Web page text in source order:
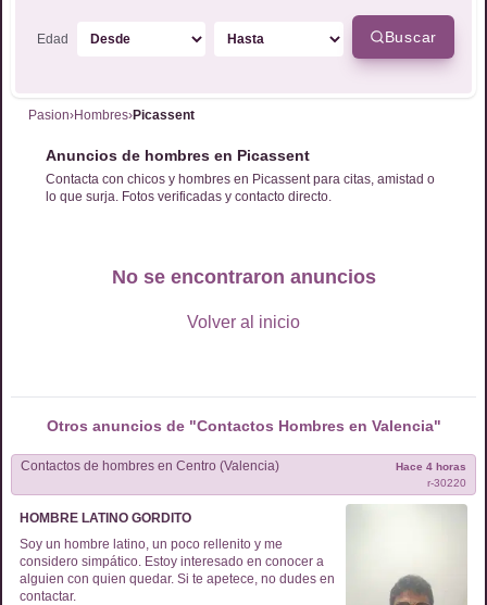
Edad Buscar
Pasion›Hombres›Picassent
Anuncios de hombres en Picassent
Contacta con chicos y hombres en Picassent para citas, amistad o
lo que surja. Fotos verificadas y contacto directo.
No se encontraron anuncios
Volver al inicio
Otros anuncios de "Contactos Hombres en Valencia"
Contactos de hombres en Centro (Valencia)
r-30220
Hace 4 horas
HOMBRE LATINO GORDITO
Soy un hombre latino, un poco rellenito y me
considero simpático. Estoy interesado en conocer a
alguien con quien quedar. Si te apetece, no dudes en
contactar.